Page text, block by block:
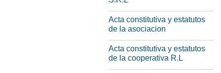
Acta constitutiva y estatutos
de la asociacion
Acta constitutiva y estatutos
de la cooperativa R.L